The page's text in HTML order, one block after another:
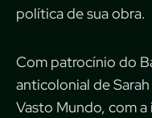
política de sua obra.
Com patrocínio do
anticolonial de
Vasto Mundo, com